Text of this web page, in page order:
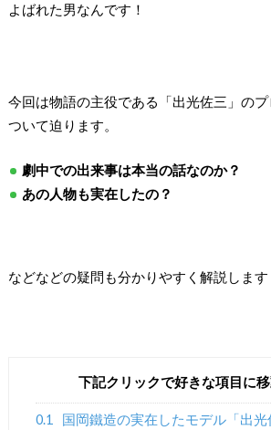
よばれた男なんです！
今回は物語の主役である「出光佐三」の
ついて迫ります。
劇中での出来事は本当の話なのか？
あの人物も実在したの？
などなどの疑問も分かりやすく解説します
下記クリックで好きな項目に
0.1
国岡鐵造の実在したモデル「出光